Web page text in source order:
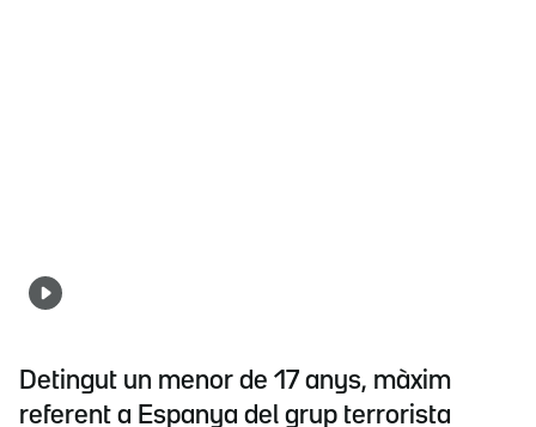
Detingut un menor de 17 anys, màxim
referent a Espanya del grup terrorista